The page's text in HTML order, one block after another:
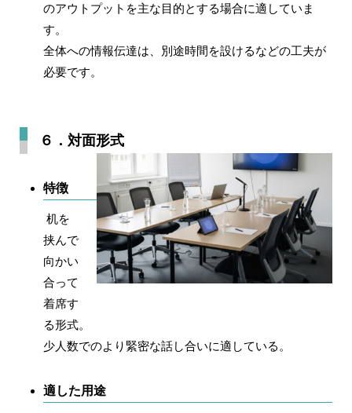
のアウトプットを主な目的とする場合に適していま
す。
全体への情報伝達は、別途時間を設けるなどの工夫が
必要です。
６．対面形式
特徴
机を
挟んで
向かい
合って
着席す
る形式。
少人数でのより緊密な話し合いに適している。
適した用途